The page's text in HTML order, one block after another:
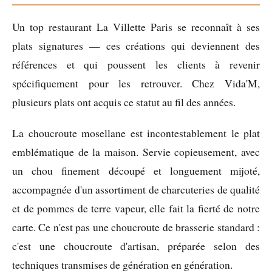
Un top restaurant La Villette Paris se reconnaît à ses
plats signatures — ces créations qui deviennent des
références et qui poussent les clients à revenir
spécifiquement pour les retrouver. Chez Vida'M,
plusieurs plats ont acquis ce statut au fil des années.
La choucroute mosellane est incontestablement le plat
emblématique de la maison. Servie copieusement, avec
un chou finement découpé et longuement mijoté,
accompagnée d'un assortiment de charcuteries de qualité
et de pommes de terre vapeur, elle fait la fierté de notre
carte. Ce n'est pas une choucroute de brasserie standard :
c'est une choucroute d'artisan, préparée selon des
techniques transmises de génération en génération.